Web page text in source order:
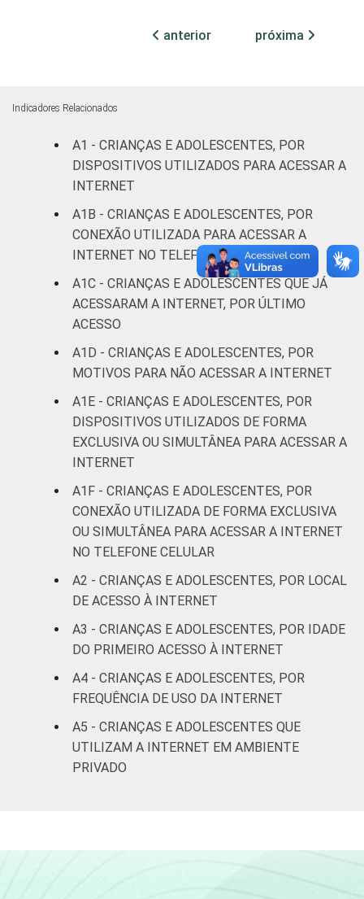
FAIXA ETÁRIA
DA CRIANÇA
ADOLESCENTE
De 9 a 10
10
anos
7
De 13 a 14
anos
De 15 a 17
1
RENDA
FAMILIAR
Até 1 SM 4
Mais de 1
Mais de 2
7
Mais de 3
SM
5
Não tem
renda
0
Não sabe 2
Não
respondeu
4
anterior próxima
Indicadores Relacionados
A1 - CRIANÇAS E ADOLESCENTES, POR
DISPOSITIVOS UTILIZADOS PARA ACESSAR A
INTERNET
A1B - CRIANÇAS E ADOLESCENTES, POR
CONEXÃO UTILIZADA PARA ACESSAR A
INTERNET NO TELEFONE CELULAR
A1C - CRIANÇAS E ADOLESCENTES QUE JÁ
ACESSARAM A INTERNET, POR ÚLTIMO
ACESSO
A1D - CRIANÇAS E ADOLESCENTES, POR
MOTIVOS PARA NÃO ACESSAR A INTERNET
A1E - CRIANÇAS E ADOLESCENTES, POR
DISPOSITIVOS UTILIZADOS DE FORMA
EXCLUSIVA OU SIMULTÂNEA PARA ACESSAR A
INTERNET
A1F - CRIANÇAS E ADOLESCENTES, POR
CONEXÃO UTILIZADA DE FORMA EXCLUSIVA
OU SIMULTÂNEA PARA ACESSAR A INTERNET
NO TELEFONE CELULAR
A2 - CRIANÇAS E ADOLESCENTES, POR LOCAL
DE ACESSO À INTERNET
A3 - CRIANÇAS E ADOLESCENTES, POR IDADE
DO PRIMEIRO ACESSO À INTERNET
A4 - CRIANÇAS E ADOLESCENTES, POR
FREQUÊNCIA DE USO DA INTERNET
A5 - CRIANÇAS E ADOLESCENTES QUE
UTILIZAM A INTERNET EM AMBIENTE
PRIVADO